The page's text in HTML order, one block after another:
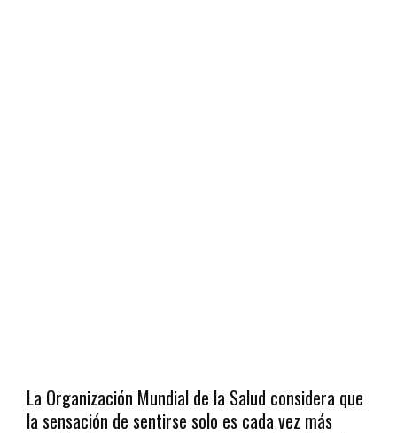
La Organización Mundial de la Salud considera que
la sensación de sentirse solo es cada vez más